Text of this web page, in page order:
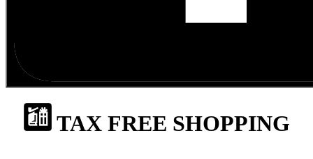
TAX FREE SHOPPING